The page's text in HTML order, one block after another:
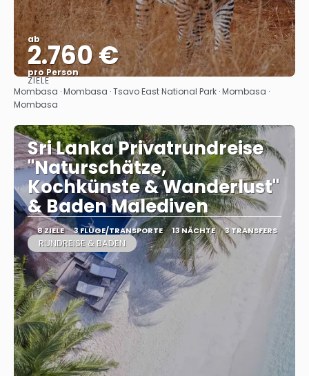
ab
2.760 €
pro Person
Sehen
ZIELE
Mombasa · Mombasa · Tsavo East National Park · Mombasa ·
Mombasa
Sri Lanka Privatrundreise
"Naturschätze,
Kochkünste & Wanderlust"
& Baden Malediven
8 ZIELE 3 FLÜGE/TRANSPORTE 13 NÄCHTE 3 TRANSFERS
RUNDREISE & BADEN